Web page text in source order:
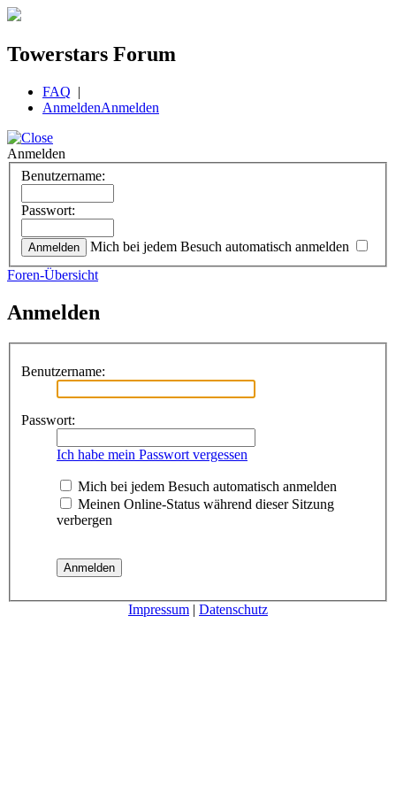
Towerstars Forum
FAQ |
AnmeldenAnmelden
Anmelden
Benutzername:
Passwort:
Mich bei jedem Besuch automatisch anmelden
Foren-Übersicht
Anmelden
Benutzername:
Passwort:
Ich habe mein Passwort vergessen
Mich bei jedem Besuch automatisch anmelden
Meinen Online-Status während dieser Sitzung
verbergen
Impressum | Datenschutz